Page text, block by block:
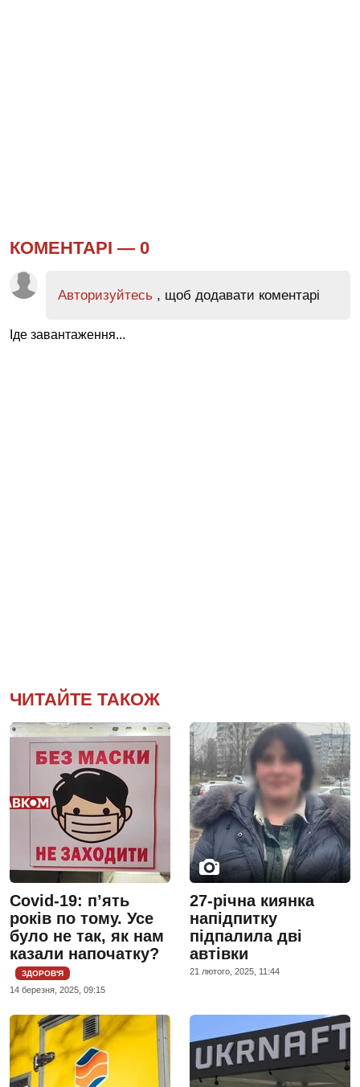
КОМЕНТАРІ — 0
Авторизуйтесь , щоб додавати коментарі
Іде завантаження...
ЧИТАЙТЕ ТАКОЖ
Covid-19: п’ять
років по тому. Усе
було не так, як нам
казали напочатку?
ЗДОРОВ'Я
14 березня, 2025, 09:15
27-річна киянка
напідпитку
підпалила дві
автівки
21 лютого, 2025, 11:44